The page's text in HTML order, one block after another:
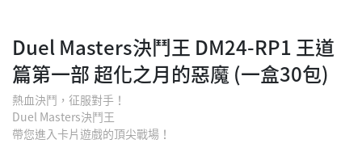
Duel Masters決鬥王 DM24-RP1 王道
篇第一部 超化之月的惡魔 (一盒30包)
熱血決鬥，征服對手！
Duel Masters決鬥王
帶您進入卡片遊戲的頂尖戰場！